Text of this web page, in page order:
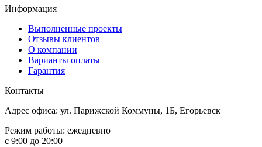
Информация
Выполненные проекты
Отзывы клиентов
О компании
Варианты оплаты
Гарантия
Контакты
Адрес офиса: ул. Парижской Коммуны, 1Б, Егорьевск
Режим работы: ежедневно
с 9:00 до 20:00